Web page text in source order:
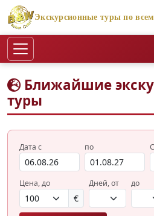
Экскурсионные туры по
Ближайшие
туры
Дата с по
Цена, до
€
Дней, от
до